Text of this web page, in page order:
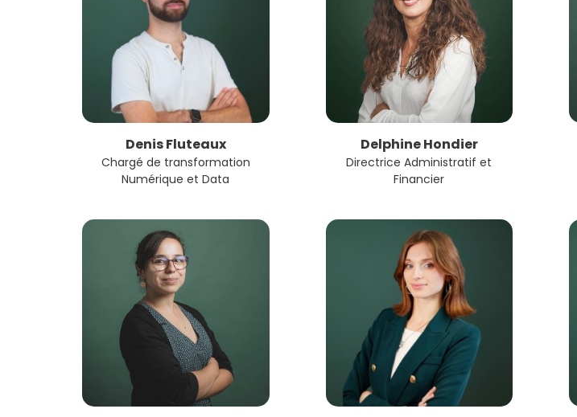
Denis Fluteaux
Chargé de transformation
Numérique et Data
Delphine Hondier
Directrice Administratif et
Financier